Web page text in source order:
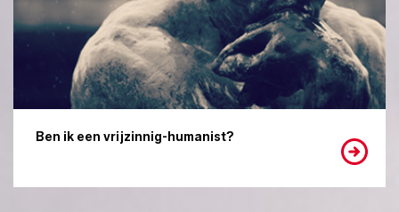
Ben ik een vrijzinnig-humanist?